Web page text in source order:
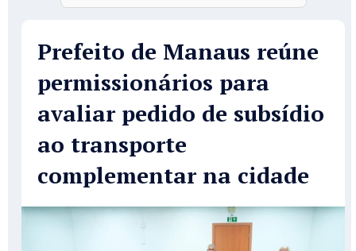
Prefeito de Manaus reúne
permissionários para
avaliar pedido de subsídio
ao transporte
complementar na cidade